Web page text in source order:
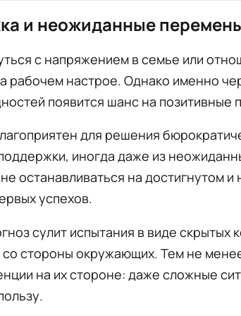
и неожиданные
с напряжением в семье или
рабочем настрое. Однако именно
появится шанс на позитивные
для решения
иногда даже из
останавливаться на достигнутом и
успехов.
сулит испытания в виде скрытых
со стороны окружающих. Тем не
на их стороне: даже сложные